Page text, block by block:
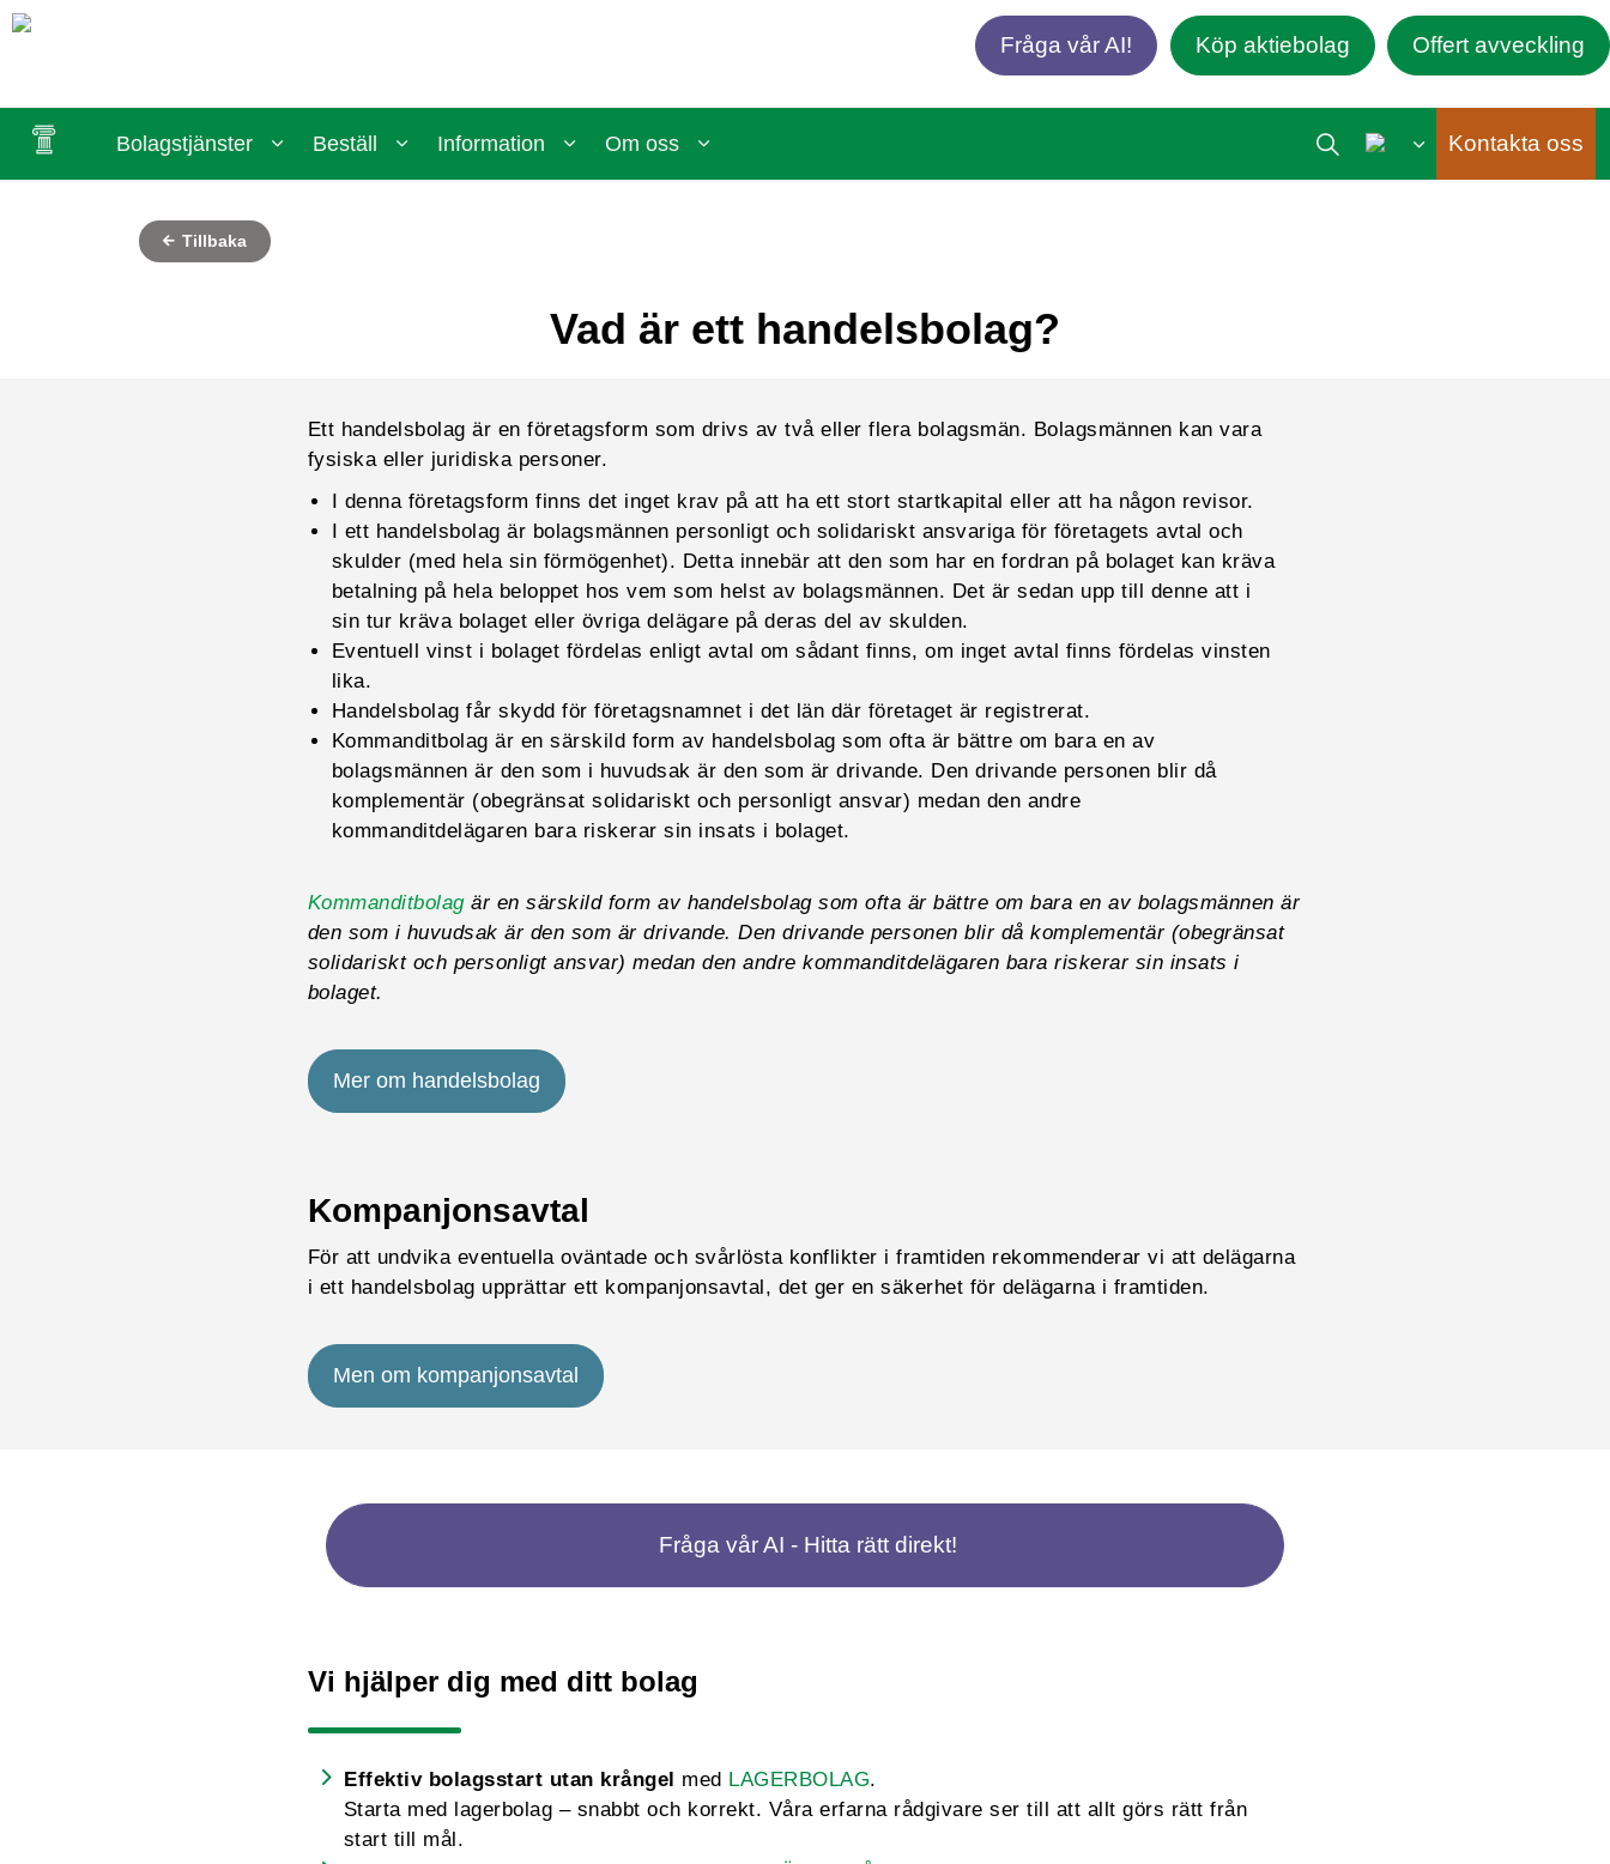
Bolagstjänster Beställ Information Om oss Kontakta oss
Fråga vår AI! Köp aktiebolag Offert avveckling
Tillbaka
Vad är ett handelsbolag?
Ett handelsbolag är en företagsform som drivs av två eller flera bolagsmän. Bolagsmännen kan vara
fysiska eller juridiska personer.
I denna företagsform finns det inget krav på att ha ett stort startkapital eller att ha någon revisor.
I ett handelsbolag är bolagsmännen personligt och solidariskt ansvariga för företagets avtal och
skulder (med hela sin förmögenhet). Detta innebär att den som har en fordran på bolaget kan kräva
betalning på hela beloppet hos vem som helst av bolagsmännen. Det är sedan upp till denne att i
sin tur kräva bolaget eller övriga delägare på deras del av skulden.
Eventuell vinst i bolaget fördelas enligt avtal om sådant finns, om inget avtal finns fördelas vinsten
lika.
Handelsbolag får skydd för företagsnamnet i det län där företaget är registrerat.
Kommanditbolag är en särskild form av handelsbolag som ofta är bättre om bara en av
bolagsmännen är den som i huvudsak är den som är drivande. Den drivande personen blir då
komplementär (obegränsat solidariskt och personligt ansvar) medan den andre
kommanditdelägaren bara riskerar sin insats i bolaget.
Kommanditbolagär en särskild form av handelsbolag som ofta är bättre om bara en av bolagsmännen är
den som i huvudsak är den som är drivande. Den drivande personen blir då komplementär (obegränsat
solidariskt och personligt ansvar) medan den andre kommanditdelägaren bara riskerar sin insats i
bolaget.
Mer om handelsbolag
Kompanjonsavtal
För att undvika eventuella oväntade och svårlösta konflikter i framtiden rekommenderar vi att delägarna
i ett handelsbolag upprättar ett kompanjonsavtal, det ger en säkerhet för delägarna i framtiden.
Men om kompanjonsavtal
Fråga vår AI - Hitta rätt direkt!
Vi hjälper dig med ditt bolag
Effektiv bolagsstart utan krångel med LAGERBOLAG.
Starta med lagerbolag – snabbt och korrekt. Våra erfarna rådgivare ser till att allt görs rätt från
start till mål.